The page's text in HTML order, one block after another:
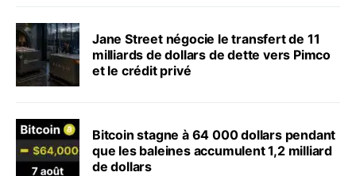
Jane Street négocie le transfert de 11
milliards de dollars de dette vers Pimco
et le crédit privé
Bitcoin stagne à 64 000 dollars pendant
que les baleines accumulent 1,2 milliard
de dollars